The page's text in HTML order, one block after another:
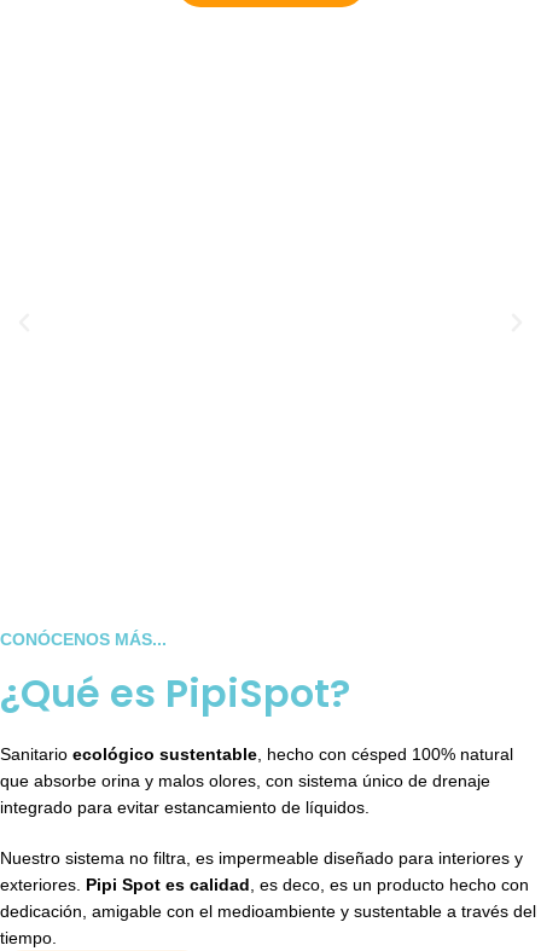
CONÓCENOS MÁS...
¿Qué es PipiSpot?
Sanitario ecológico sustentable , hecho con césped 100% natural
que absorbe orina y malos olores, con sistema único de drenaje
integrado para evitar estancamiento de líquidos.
Nuestro sistema no filtra, es impermeable diseñado para interiores y
exteriores. Pipi Spot es calidad , es deco, es un producto hecho con
dedicación, amigable con el medioambiente y sustentable a través del
tiempo.